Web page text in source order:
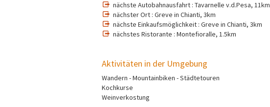
nächste Autobahnausfahrt : Tavarnelle v.d.Pesa, 11km
nächster Ort : Greve in Chianti, 3km
nächste Einkaufsmöglichkeit : Greve in Chianti, 3km
nächstes Ristorante : Montefioralle, 1.5km
Aktivitäten in der Umgebung
Wandern - Mountainbiken - Städtetouren
Kochkurse
Weinverkostung